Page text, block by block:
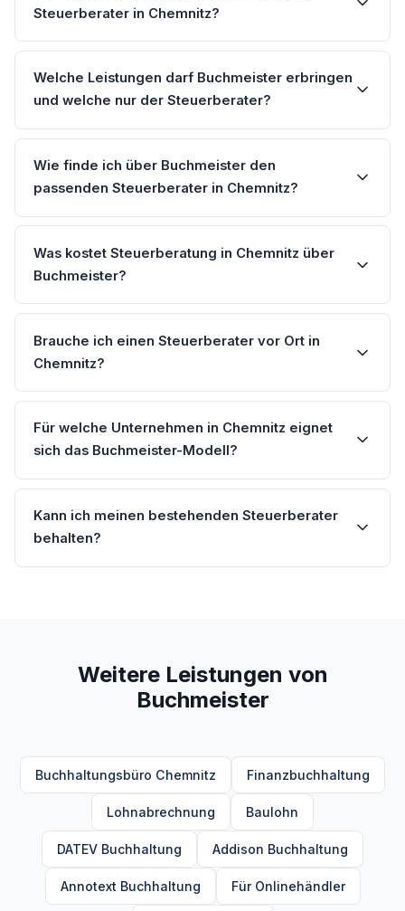
Steuerberater in Chemnitz?
Welche Leistungen darf Buchmeister erbringen
und welche nur der Steuerberater?
Wie finde ich über Buchmeister den
passenden Steuerberater in Chemnitz?
Was kostet Steuerberatung in Chemnitz über
Buchmeister?
Brauche ich einen Steuerberater vor Ort in
Chemnitz?
Für welche Unternehmen in Chemnitz eignet
sich das Buchmeister-Modell?
Kann ich meinen bestehenden Steuerberater
behalten?
Weitere Leistungen von
Buchmeister
Buchhaltungsbüro Chemnitz Finanzbuchhaltung
Lohnabrechnung Baulohn
DATEV Buchhaltung Addison Buchhaltung
Annotext Buchhaltung Für Onlinehändler